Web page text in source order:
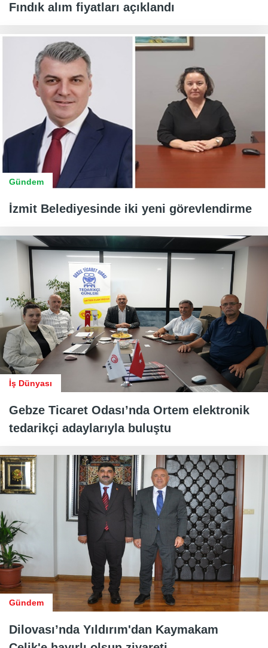
Fındık alım fiyatları açıklandı
Gündem
İzmit Belediyesinde iki yeni görevlendirme
İş Dünyası
Gebze Ticaret Odası’nda Ortem elektronik
tedarikçi adaylarıyla buluştu
Gündem
Dilovası’nda Yıldırım'dan Kaymakam